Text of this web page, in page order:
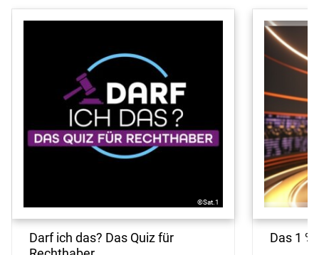
©Sat.1
Darf ich das? Das Quiz für
Das 1 %